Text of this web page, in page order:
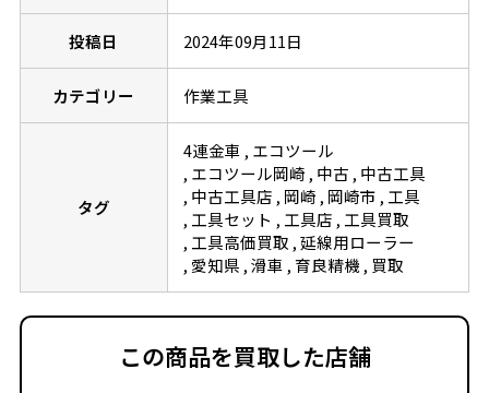
投稿日 2024年09月11日
カテゴリー 作業工具
タグ
4連金車 エコツール
エコツール岡崎 中古 中古工具
中古工具店 岡崎 岡崎市 工具
工具セット
工具店 工具買取
工具高価買取 延線用ローラー
愛知県 滑車 育良精機 買取
この商品を買取した店舗